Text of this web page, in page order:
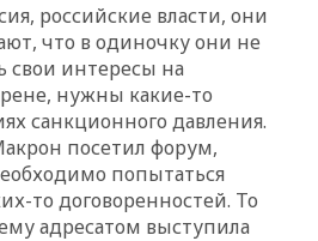
российские власти, они
что в одиночку они не
свои интересы на
нужны какие-то
санкционного давления.
посетил форум,
попытаться
то договоренностей. То
адресатом выступила